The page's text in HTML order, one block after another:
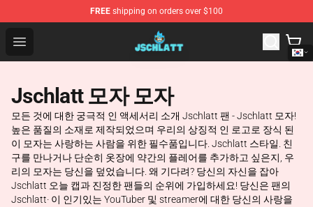
FREE shipping on orders over $100
Open menu
Jschlatt Store - Official Jschlatt Merchandise Shop
Jschlatt 모자 모자
모든 것에 대한 궁극적 인 액세서리 소개 Jschlatt 팬 - Jschlatt 모자!
높은 품질의 소재로 제작되었으며 우리의 상징적 인 로고로 장식 된
이 모자는 사랑하는 사람을 위한 필수품입니다. Jschlatt 스타일. 친
구를 만나거나 단순히 옷장에 약간의 플레어를 추가하고 싶은지, 우
리의 모자는 당신을 덮었습니다. 왜 기다려? 당신의 자신을 잡아
Jschlatt 오늘 캡과 진정한 팬들의 순위에 가입하세요! 당신은 팬의
Jschlatt· 이 인기있는 YouTuber 및 streamer에 대한 당신의 사랑을